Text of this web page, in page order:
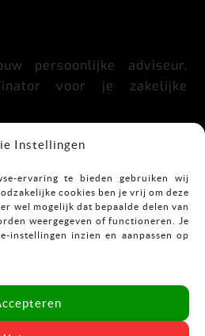
Instellingen
ervaring te bieden gebruiken wij
cookies ben je vrij om deze
wel mogelijk dat bepaalde delen van
weergegeven of functioneren. Je
instellingen inzien en aanpassen op
persoonlijke adviseur,
voor je zakelijke
stijlvol en flexibel.